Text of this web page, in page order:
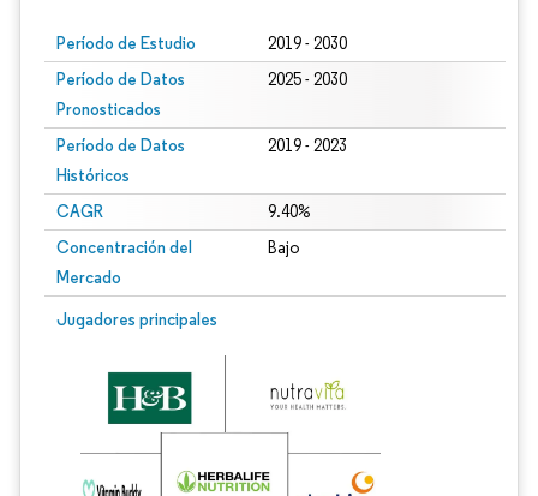
Período de Estudio 2019 - 2030
Período de Datos
Pronosticados
2025 - 2030
Período de Datos
Históricos
2019 - 2023
CAGR 9.40%
Concentración del
Mercado
Bajo
Jugadores principales